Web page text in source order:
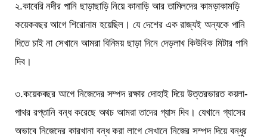
২.কাবেরি নদীর পানি ছাড়াছাড়ি নিয়ে কানাড়ি আর তামিলদের কামড়াকামড়ি
কয়েকবছর আগে শিরোনাম হয়েছিল। যে দেশের এক রাজ্যই অন্যকে পানি
দিতে চাই না সেখানে আমরা বিনিময় ছাড়া দিনে দেড়লাখ কিউবিক মিটার পানি
দিব।
৩.কয়েকবছর আগে নিজেদের সম্পদ রক্ষার দোহাই দিয়ে উত্তরভারত কয়লা-
পাথর রপ্তানি বন্ধ করেছে অথচ আমরা তাদের গ্যাস দিব। যেখানে গ্যাসের
অভাবে নিজেদের কারখানা বন্ধ করা লাগে সেখানে নিজের সম্পদ দিয়ে বন্ধুর